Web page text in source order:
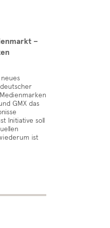
–
GMX das
Initiative soll
ist